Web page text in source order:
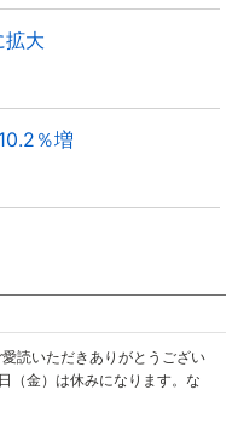
拡大
％増
読いただきありがとうござい
（金）は休みになります。な